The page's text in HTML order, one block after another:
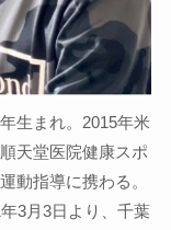
生まれ。2015年米
天堂医院健康スポ
動指導に携わる。
3月3日より、千葉